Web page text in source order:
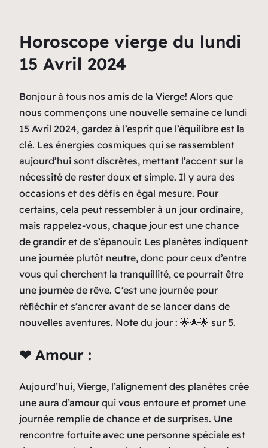
Horoscope vierge du lundi
15 Avril 2024
Bonjour à tous nos amis de la Vierge! Alors que
nous commençons une nouvelle semaine ce lundi
15 Avril 2024, gardez à l’esprit que l’équilibre est la
clé. Les énergies cosmiques qui se rassemblent
aujourd’hui sont discrètes, mettant l’accent sur la
nécessité de rester doux et simple. Il y aura des
occasions et des défis en égal mesure. Pour
certains, cela peut ressembler à un jour ordinaire,
mais rappelez-vous, chaque jour est une chance
de grandir et de s’épanouir. Les planètes indiquent
une journée plutôt neutre, donc pour ceux d’entre
vous qui cherchent la tranquillité, ce pourrait être
une journée de rêve. C’est une journée pour
réfléchir et s’ancrer avant de se lancer dans de
nouvelles aventures. Note du jour : 🌟🌟🌟 sur 5.
❤ Amour :
Aujourd’hui, Vierge, l’alignement des planètes crée
une aura d’amour qui vous entoure et promet une
journée remplie de chance et de surprises. Une
rencontre fortuite avec une personne spéciale est